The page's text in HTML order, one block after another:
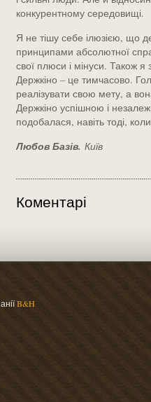
конкурентному середовищі.
Я не тішу себе ілюзією, що
принципами абсолютної
свої плюси і мінуси. Також
Держкіно – це тимчасово.
реалізувати свою мету, а
Держкіно успішною і
подобалася, навіть тоді,
Любов Базів. Київ
Коментарі
B&H